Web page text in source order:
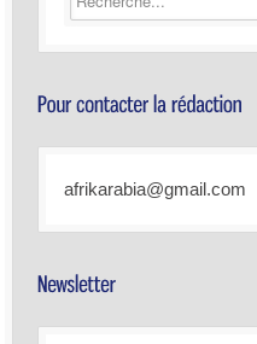
afrikarabia@gmail.com